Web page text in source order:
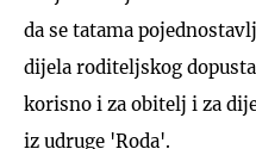
da se tatama
dijela roditeljskog
korisno i za obitelj i za
iz udruge 'Roda'.